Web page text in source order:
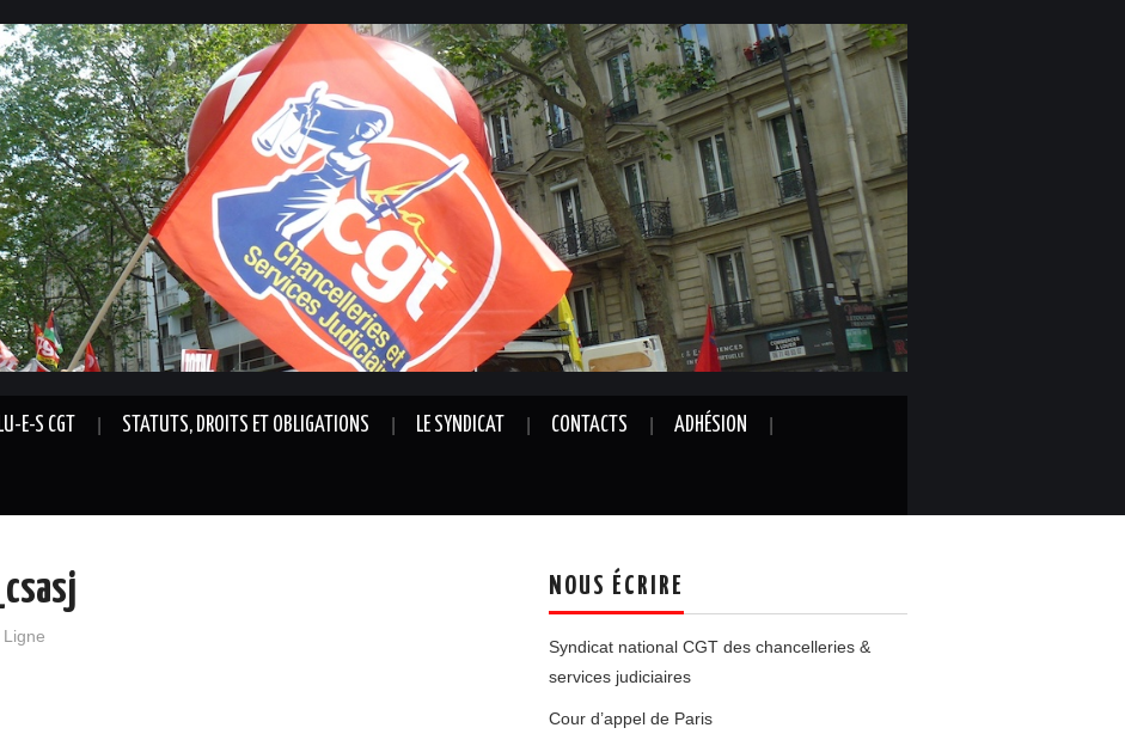
E-S CGT STATUTS, DROITS ET OBLIGATIONS LE SYNDICAT CONTACTS ADHÉSION
NOUS ÉCRIRE
Syndicat national CGT des chancelleries &
services judiciaires
Cour d’appel de Paris